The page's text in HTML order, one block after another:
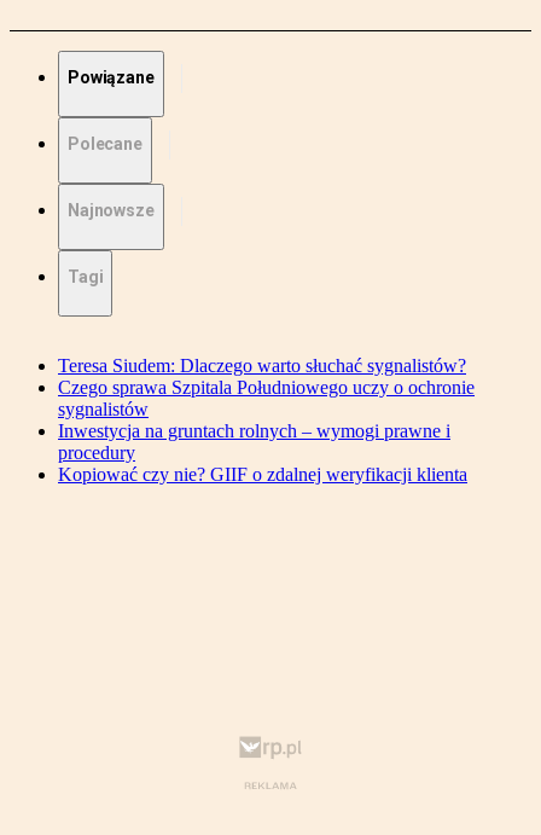
Powiązane
Polecane
Najnowsze
Tagi
Teresa Siudem: Dlaczego warto słuchać sygnalistów?
Czego sprawa Szpitala Południowego uczy o ochronie
sygnalistów
Inwestycja na gruntach rolnych – wymogi prawne i
procedury
Kopiować czy nie? GIIF o zdalnej weryfikacji klienta